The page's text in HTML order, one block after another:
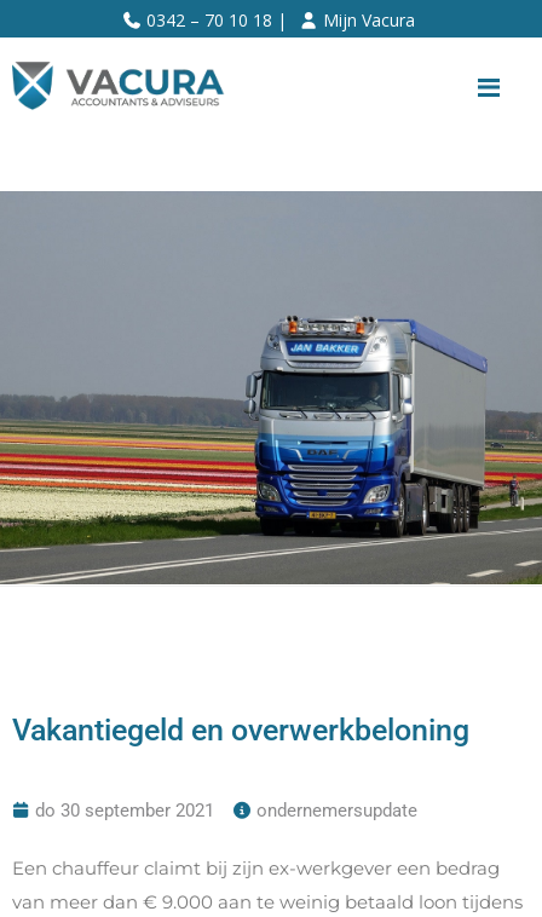
0342 – 70 10 18 | Mijn Vacura
Vakantiegeld en overwerkbeloning
do 30 september 2021 ondernemersupdate
Een chauffeur claimt bij zijn ex-werkgever een bedrag
van meer dan € 9.000 aan te weinig betaald loon tijdens